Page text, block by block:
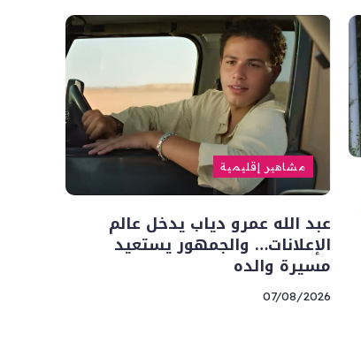
مشاهير إقليمية
عبد الله عمرو دياب يدخل عالم
الإعلانات… والجمهور يستعيد
مسيرة والده
07/08/2026